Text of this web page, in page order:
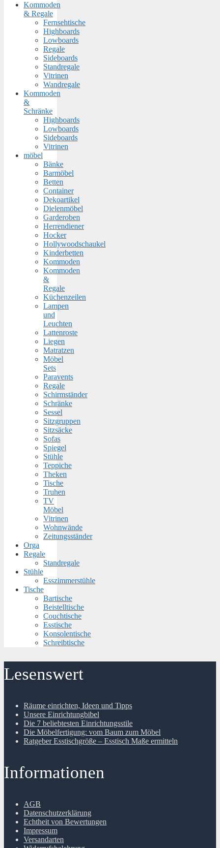
Kommoden
& Regale
Fernsehtische
Highboards
Lowboards
Regale
Sideboards
Standregale
Vitrinen
Wandregale
Kommoden
&
Schränke
Highboards
Lowboards
Sideboards
Vitrinen
möbel
Bänke
Barmöbel
Betten
Container
Dekoartikel
Dielenmöbel
Garderoben
Herrendiener
Hocker
Hollywoodschaukel
Kinderbetten
Kommoden
Kommoden
&
Regale
Küchenzeilen
Lampen
und
Leuchten
Lattenroste
Liegen
Matratzen
Möbel
Sets
Paravents
Regale
Schirmständer
Schränke
Sessel
Sitzgruppen
Sitzsäcke
Sofas
Spiegel
Stühle
Teppiche
Theken
Tische
Truhen
TV
Möbel
Vitrinen
Wohnwände
Zeitungsständer
Orga
Regale
Standregale
Stühle
Esszimmerstühle
Tische
Bartische
Beistelltische
Couchtische
Esstische
Konsolentische
Schreibtische
Lesenswert
Räume einrichten, Ideen und Tipps
Unsere Einrichtungbibel
Die 7 beliebtesten Einrichtungsstile
Die Möbelfertigung: vom Baum zum Möbel
Ratgeber Esstischgröße – Esstisch Maße ermitteln
Informationen
AGB
Datenschutzerklärung
Echtheit von Bewertungen
Impressum
Versandarten